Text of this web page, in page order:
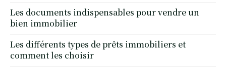
Les documents indispensables pour vendre un
bien immobilier
Les différents types de prêts immobiliers et
comment les choisir